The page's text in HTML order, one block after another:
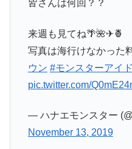
皆さんは何回？？
来週も見てね🌴🌺✈🍍
写真は海行けなかった
ウン #モンスターアイ
pic.twitter.com/
— ハナエモンスター
November 13, 2019